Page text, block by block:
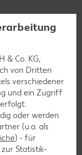
& Co. KG,
von Dritten
verschiedener
und ein Zugriff
oder werden
(u.a. als
) - für
Statistik-